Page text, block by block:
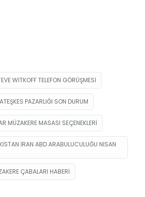
WITKOFF TELEFON GÖRÜŞMESI
PAZARLIĞI SON DURUM
MÜZAKERE MASASI SEÇENEKLERI
IRAN ABD ARABULUCULUĞU NISAN
ÇABALARI HABERI